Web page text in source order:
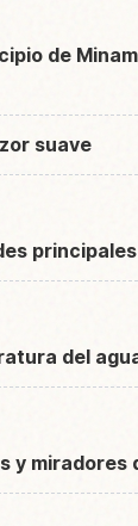
de
suave
del
y miradores